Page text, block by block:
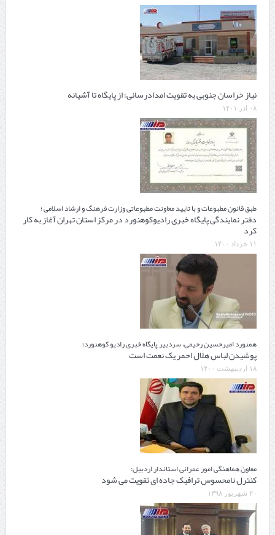
نیاز خراسان جنوبی به تقویت امدادرسانی؛ از پایگاه تا آشیانه
۰۸ آذر ۱۴۰۱
طبق قانون مطبوعات و با تایید معاونت مطبوعاتی وزارت فرهنگ و ارشاد اسلامی ؛
دفتر نمایندگی پایگاه خبری رادیوکوهنورد در مرکز استان تهران آغاز به کار
کرد
۱۱ خرداد ۱۴۰۰
همنورد امیرحسین رحیمی، سردبیر پایگاه خبری رادیو کوهنورد؛
پوشیدن لباس هلال احمر یک نعمت است
۱۸ اردیبهشت ۱۴۰۰
معاون هماهنگی امور عمرانی استاندار اردبیل:
کنترل نامحسوس ترافیک جاده ای تقویت می شود
۲۰ شهریور ۱۳۹۸